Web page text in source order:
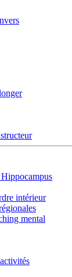
intérieur
mental